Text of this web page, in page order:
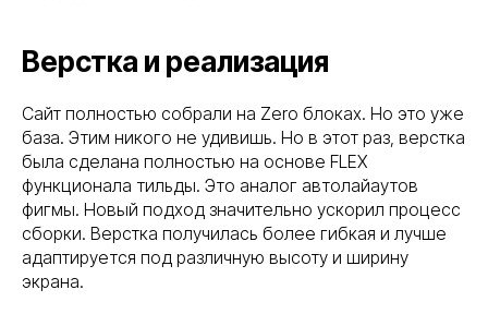
Верстка и реализация
Сайт полностью собрали на Zero блоках. Но это уже
база. Этим никого не удивишь. Но в этот раз, верстка
была сделана полностью на основе FLEX
функционала тильды. Это аналог автолайаутов
фигмы. Новый подход значительно ускорил процесс
сборки. Верстка получилась более гибкая и лучше
адаптируется под различную высоту и ширину
экрана.